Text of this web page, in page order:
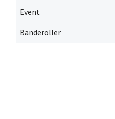
Event
Banderoller